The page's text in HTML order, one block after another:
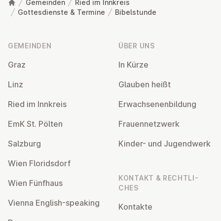
Gemeinden
Ried im Innkreis
Gottesdienste & Termine
Bibelstunde
GEMEINDEN
Graz
Linz
Ried im Innkreis
EmK St. Pölten
Salzburg
Wien Flo­rids­dorf
Wien Fünfhaus
Vienna English-speaking
ÜBER UNS
In Kürze
Glauben heißt
Er­wach­se­nen­bil­dung
Frau­en­netz­werk
Kinder- und Ju­gend­werk
KONTAKT & RECHT­LI­
CHES
Kontakte